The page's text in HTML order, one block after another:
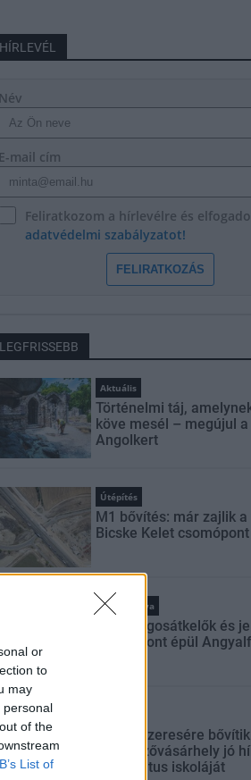
or
to
may
personal
of the
List of
HÍRLEVÉL
Név
E-mail cím
Feliratkozom a hírlevélre és
adatvédelmi szabályzatot!
FELIRATKOZÁS
LEGFRISSEBB
Aktuális
Történelmi táj,
köve mesél – megújul
Angolkert
Útépítés
M1 bővítés: már zajlik
Bicske Kelet
Kötött pálya
Új gyalogosátkelők és
csomópont épül
Másfélszeresére bővítik
Hódmezővásárhely jó
református iskoláját